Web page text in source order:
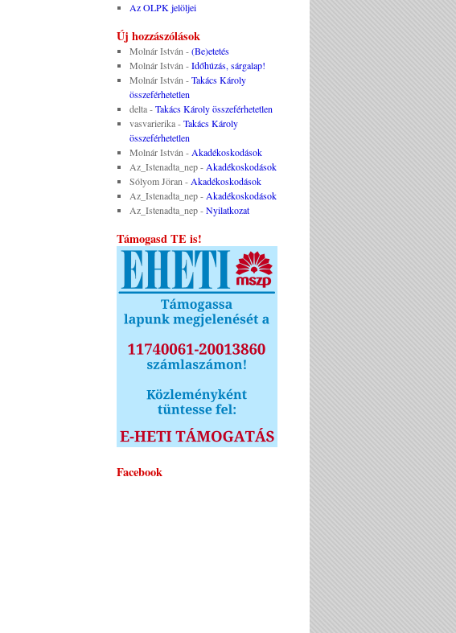
Az OLPK jelöljei
Új hozzászólások
Molnár István -(Be)etetés
Molnár István -Időhúzás, sárgalap!
Molnár István -Takács Károly
összeférhetetlen
delta-Takács Károly összeférhetetlen
vasvarierika-Takács Károly
összeférhetetlen
Molnár István - Akadékoskodások
Az_Istenadta_nep- Akadékoskodások
Sólyom Jöran - Akadékoskodások
Az_Istenadta_nep- Akadékoskodások
Az_Istenadta_nep-Nyilatkozat
Támogasd TE is!
Facebook